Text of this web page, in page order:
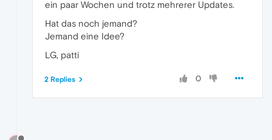
ein paar Wochen und trotz mehrerer Updates.
Hat das noch jemand?
Jemand eine Idee?
LG, patti
0
2 Replies